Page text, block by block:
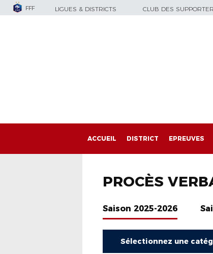
FFF LIGUES & DISTRICTS CLUB DES
ACCUEIL DISTRICT EPREUVES
PROCÈS
Saison 2025-2026
Sélectionnez une